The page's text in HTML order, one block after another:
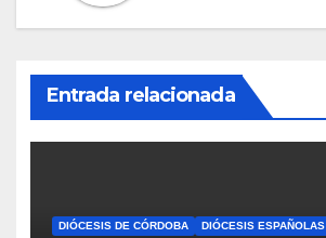
Entrada relacionada
DIÓCESIS DE CÓRDOBA DIÓCESIS ESPAÑOLAS